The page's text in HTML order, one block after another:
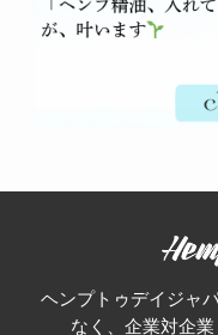
ヘンプトゥデイジャ
なく、企業対企業